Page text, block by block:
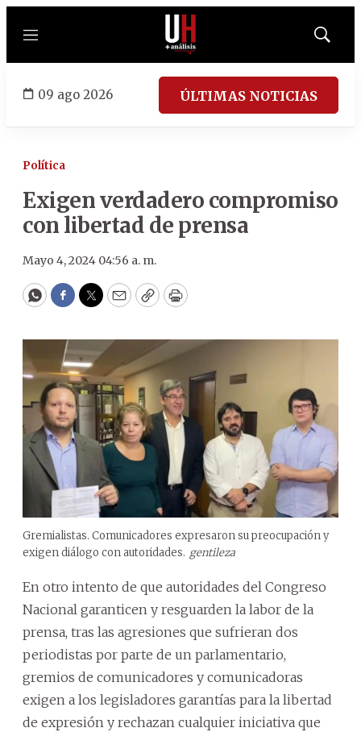
Menú
Mostrar
09 ago 2026 ÚLTIMAS NOTICIAS
Política
Exigen verdadero compromiso
con libertad de prensa
Mayo 4, 2024 04:56 a. m.
WhatsApp
Facebook
Twitter
EmailCopyPrint
Gremialistas. Comunicadores expresaron su preocupación y
exigen diálogo con autoridades. gentileza
En otro intento de que autoridades del Congreso
Nacional garanticen y resguarden la labor de la
prensa, tras las agresiones que sufrieran dos
periodistas por parte de un parlamentario,
gremios de comunicadores y comunicadoras
exigen a los legisladores garantías para la libertad
de expresión y rechazan cualquier iniciativa que